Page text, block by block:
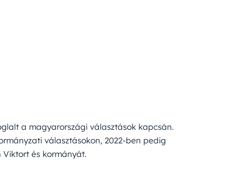
a magyarországi választások kapcsán.
választásokon, 2022-ben pedig
és kormányát.